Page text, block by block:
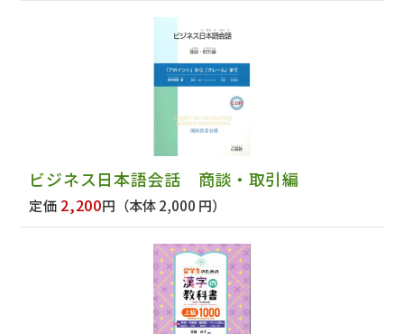
ビジネス日本語会話 商談・取引編
定価 2,200円 （本体 2,000 円）